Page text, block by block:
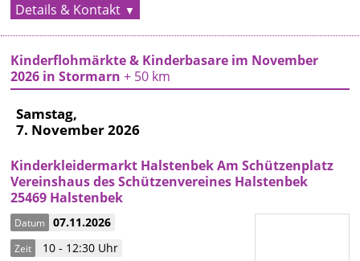
Details & Kontakt
Kinderflohmärkte & Kinderbasare im November
2026 in Stormarn+ 50 km
Samstag,
7. November 2026
Kinderkleidermarkt Halstenbek Am Schützenplatz
Vereinshaus des Schützenvereines Halstenbek
25469 Halstenbek
Datum 07.11.2026
Zeit 10 - 12:30 Uhr